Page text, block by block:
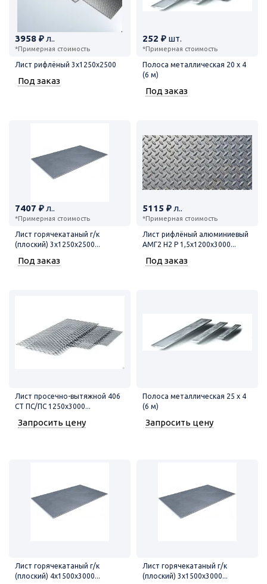
3958 ₽ л..
*Примерная стоимость
Лист рифлёный 3х1250х2500
Под заказ
252 ₽ шт.
*Примерная стоимость
Полоса металлическая 20 х 4
(6 м)
Под заказ
7407 ₽ л..
*Примерная стоимость
Лист горячекатаный г/к
(плоский) 3х1250х2500...
Под заказ
5115 ₽ л..
*Примерная стоимость
Лист рифлёный алюминиевый
АМГ2 Н2 Р 1,5х1200х3000...
Под заказ
Лист просечно-вытяжной 406
СТ ПС/ПС 1250х3000...
Запросить цену
Полоса металлическая 25 х 4
(6 м)
Запросить цену
Лист горячекатаный г/к
(плоский) 4х1500х3000...
Лист горячекатаный г/к
(плоский) 3х1500х3000...